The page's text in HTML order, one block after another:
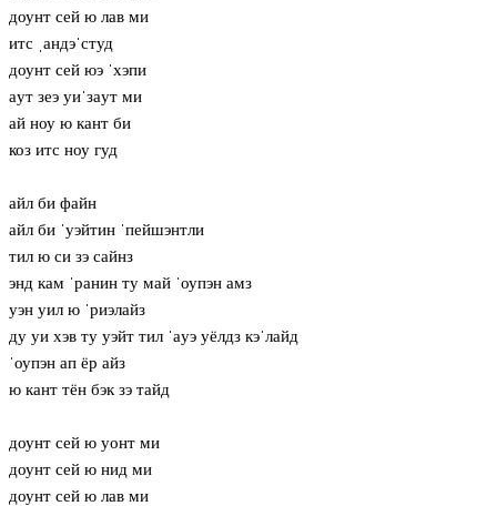
доунт сей ю лав ми
итс ˌандэˈстуд
доунт сей юэ ˈхэпи
aут зеэ уиˈзaут ми
ай ноу ю кант би
коз итс ноу гуд
айл би файн
айл би ˈуэйтин ˈпейшэнтли
тил ю си зэ сайнз
энд кам ˈранин ту май ˈоупэн амз
уэн уил ю ˈриэлайз
ду уи хэв ту уэйт тил ˈaуэ уёлдз кэˈлайд
ˈоупэн ап ёр айз
ю кант тён бэк зэ тайд
доунт сей ю уонт ми
доунт сей ю нид ми
доунт сей ю лав ми